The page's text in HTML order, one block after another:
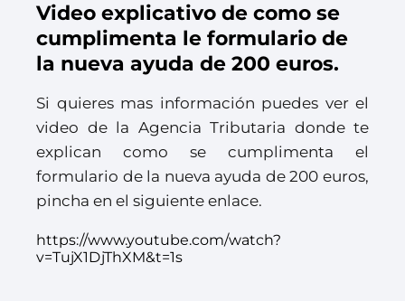
Video explicativo de como se
cumplimenta le formulario de
la nueva ayuda de 200 euros.
Si quieres mas información puedes ver el
video de la Agencia Tributaria donde te
explican como se cumplimenta el
formulario de la nueva ayuda de 200 euros,
pincha en el siguiente enlace.
https://www.youtube.com/watch?
v=TujX1DjThXM&t=1s